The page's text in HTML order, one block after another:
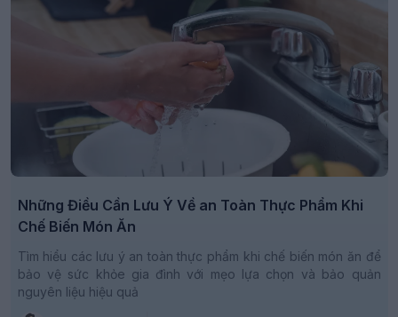
Những Điều Cần Lưu Ý Về an Toàn Thực Phẩm Khi
Chế Biến Món Ăn
Tìm hiểu các lưu ý an toàn thực phẩm khi chế biến món ăn để
bảo vệ sức khỏe gia đình với mẹo lựa chọn và bảo quản
nguyên liệu hiệu quả